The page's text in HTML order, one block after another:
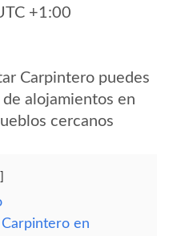
+1:00
Carpintero puedes
alojamientos en
cercanos
en